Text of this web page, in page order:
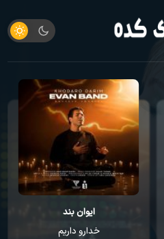
راغب
عطر تو